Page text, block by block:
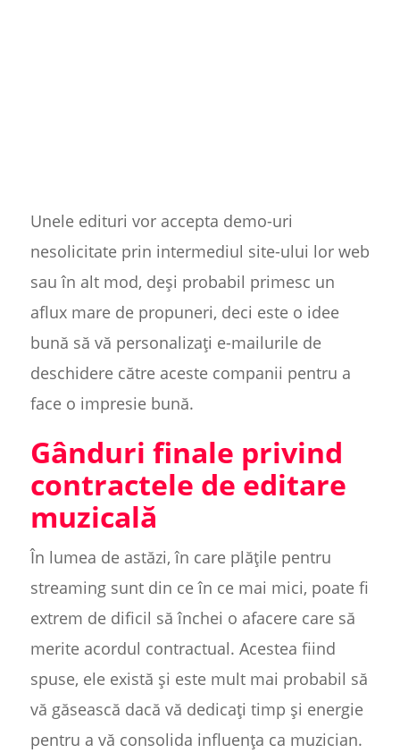
Unele edituri vor accepta demo-uri
nesolicitate prin intermediul site-ului lor web
sau în alt mod, deși probabil primesc un
aflux mare de propuneri, deci este o idee
bună să vă personalizați e-mailurile de
deschidere către aceste companii pentru a
face o impresie bună.
Gânduri finale privind
contractele de editare
muzicală
În lumea de astăzi, în care plățile pentru
streaming sunt din ce în ce mai mici, poate fi
extrem de dificil să închei o afacere care să
merite acordul contractual. Acestea fiind
spuse, ele există și este mult mai probabil să
vă găsească dacă vă dedicați timp și energie
pentru a vă consolida influența ca muzician.